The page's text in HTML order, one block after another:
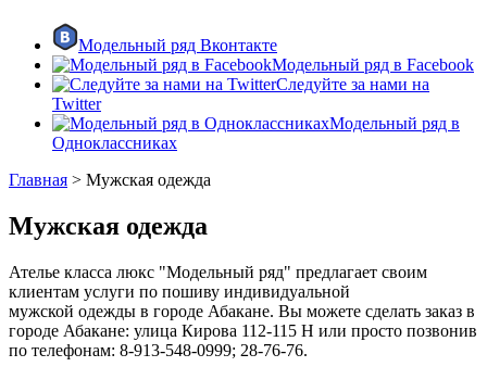
Модельный ряд Вконтакте
Модельный ряд в Facebook
Следуйте за нами на
Twitter
Модельный ряд в
Одноклассниках
Главная > Мужская одежда
Мужская одежда
Ателье класса люкс "Модельный ряд" предлагает своим
клиентам услуги по пошиву индивидуальной
мужской одежды в городе Абакане. Вы можете сделать заказ в
городе Абакане: улица Кирова 112-115 Н или просто позвонив
по телефонам: 8-913-548-0999; 28-76-76.